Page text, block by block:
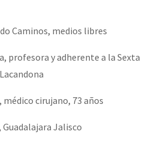
Caminos, medios libres
profesora y adherente a la Sexta
cirujano, 73 años
Guadalajara Jalisco